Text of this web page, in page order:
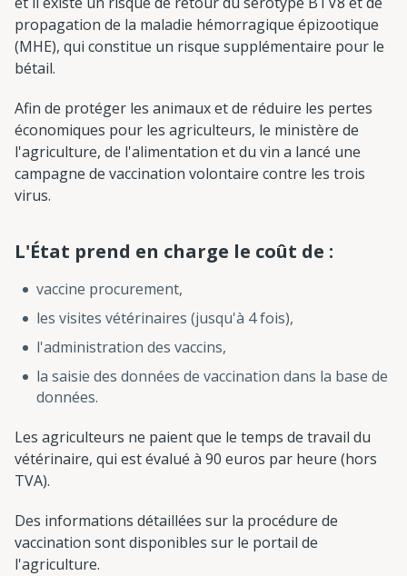
propagation de la maladie hémorragique épizootique
(MHE), qui constitue un risque supplémentaire pour le
bétail.
Afin de protéger les animaux et de réduire les pertes
économiques pour les agriculteurs, le ministère de
l'agriculture, de l'alimentation et du vin a lancé une
campagne de vaccination volontaire contre les trois
virus.
L'État prend en charge le coût de :
vaccine procurement,
les visites vétérinaires (jusqu'à 4 fois),
l'administration des vaccins,
la saisie des données de vaccination dans la base de
données.
Les agriculteurs ne paient que le temps de travail du
vétérinaire, qui est évalué à 90 euros par heure (hors
TVA).
Des informations détaillées sur la procédure de
vaccination sont disponibles sur le portail de
l'agriculture.